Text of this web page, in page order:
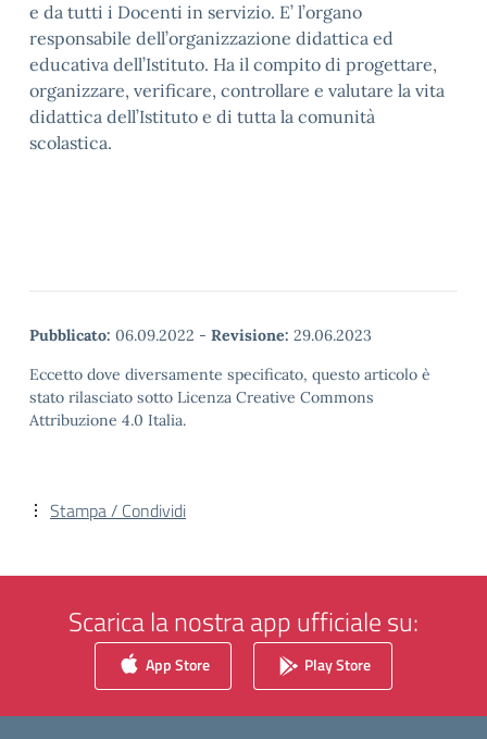
e da tutti i Docenti in servizio. E’ l’organo
responsabile dell’organizzazione didattica ed
educativa dell’Istituto. Ha il compito di progettare,
organizzare, verificare, controllare e valutare la vita
didattica dell’Istituto e di tutta la comunità
scolastica.
Pubblicato: 06.09.2022 - Revisione: 29.06.2023
Eccetto dove diversamente specificato, questo articolo è
stato rilasciato sotto Licenza Creative Commons
Attribuzione 4.0 Italia.
Stampa / Condividi
Scarica la nostra app ufficiale su:
App Store Play Store